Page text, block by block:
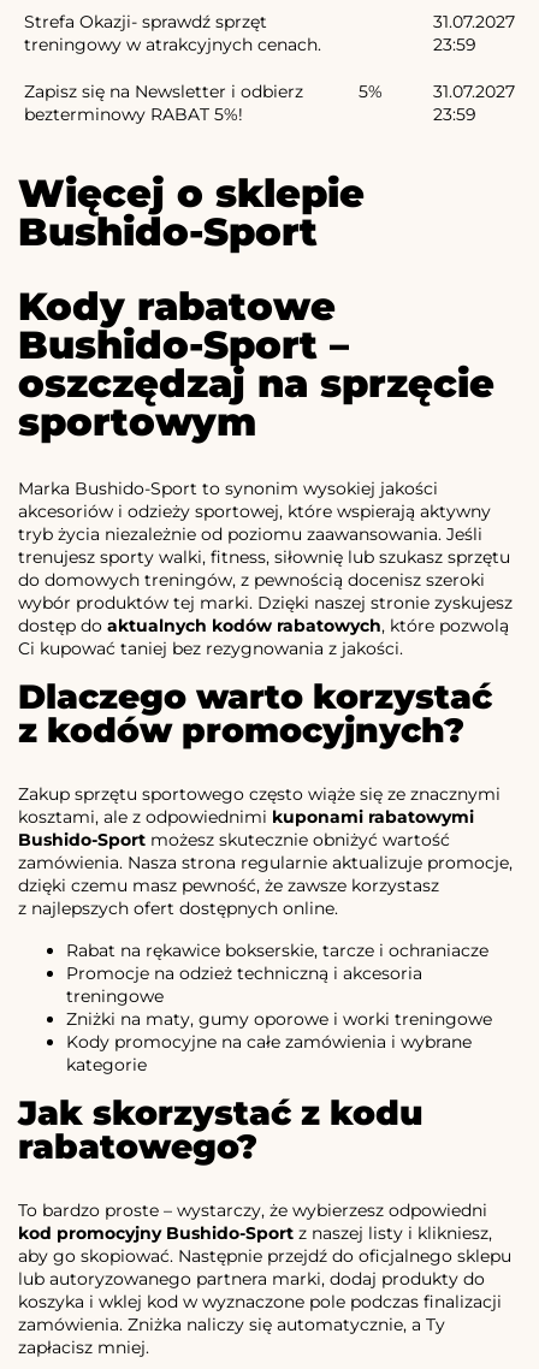
Strefa Okazji- sprawdź sprzęt
treningowy w atrakcyjnych cenach.
31.07.2027
23:59
Zapisz się na Newsletter i odbierz
bezterminowy RABAT 5%!
5%
31.07.2027
23:59
Więcej o sklepie
Bushido-Sport
Kody rabatowe
Bushido-Sport –
oszczędzaj na sprzęcie
sportowym
Marka Bushido-Sport to synonim wysokiej jakości
akcesoriów i odzieży sportowej, które wspierają aktywny
tryb życia niezależnie od poziomu zaawansowania. Jeśli
trenujesz sporty walki, fitness, siłownię lub szukasz sprzętu
do domowych treningów, z pewnością docenisz szeroki
wybór produktów tej marki. Dzięki naszej stronie zyskujesz
dostęp do aktualnych kodów rabatowych, które pozwolą
Ci kupować taniej bez rezygnowania z jakości.
Dlaczego warto korzystać
z kodów promocyjnych?
Zakup sprzętu sportowego często wiąże się ze znacznymi
kosztami, ale z odpowiednimi kuponami rabatowymi
Bushido-Sport możesz skutecznie obniżyć wartość
zamówienia. Nasza strona regularnie aktualizuje promocje,
dzięki czemu masz pewność, że zawsze korzystasz
z najlepszych ofert dostępnych online.
Rabat na rękawice bokserskie, tarcze i ochraniacze
Promocje na odzież techniczną i akcesoria
treningowe
Zniżki na maty, gumy oporowe i worki treningowe
Kody promocyjne na całe zamówienia i wybrane
kategorie
Jak skorzystać z kodu
rabatowego?
To bardzo proste – wystarczy, że wybierzesz odpowiedni
kod promocyjny Bushido-Sport z naszej listy i klikniesz,
aby go skopiować. Następnie przejdź do oficjalnego sklepu
lub autoryzowanego partnera marki, dodaj produkty do
koszyka i wklej kod w wyznaczone pole podczas finalizacji
zamówienia. Zniżka naliczy się automatycznie, a Ty
zapłacisz mniej.